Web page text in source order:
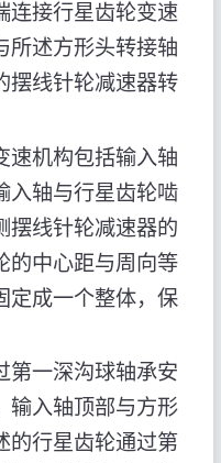
连接行星齿轮变速
所述方形头转接轴
摆线针轮减速器转
速机构包括输入轴
入轴与行星齿轮啮
摆线针轮减速器的
的中心距与周向等
定成一个整体，保
第一深沟球轴承安
输入轴顶部与方形
的行星齿轮通过第